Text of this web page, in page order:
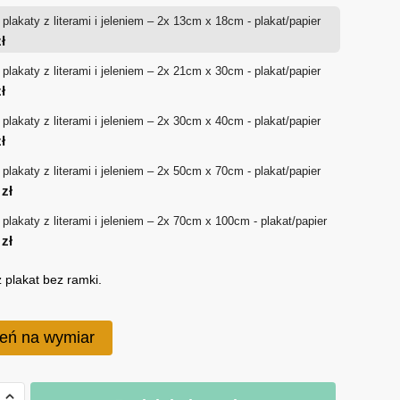
36 zł
do
plakaty z literami i jeleniem – 2x 13cm x 18cm - plakat/papier
plakaty z literami i jeleniem – 2x 21cm x 30cm - plakat/papier
plakaty z literami i jeleniem – 2x 30cm x 40cm - plakat/papier
plakaty z literami i jeleniem – 2x 50cm x 70cm - plakat/papier
zł
plakaty z literami i jeleniem – 2x 70cm x 100cm - plakat/papier
zł
plakat bez ramki.
na wymiar